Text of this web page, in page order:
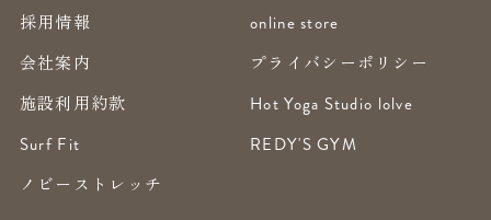
採用情報
online store
会社案内
プライバシーポリシー
施設利用約款
Hot Yoga Studio lolve
Surf Fit
REDY'S GYM
ノビーストレッチ